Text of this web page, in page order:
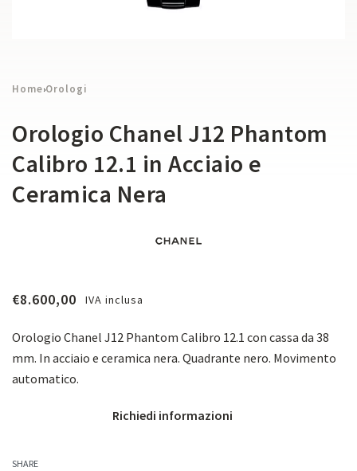
Home›Orologi
Orologio Chanel J12 Phantom
Calibro 12.1 in Acciaio e
Ceramica Nera
€8.600,00 IVA inclusa
Orologio Chanel J12 Phantom Calibro 12.1 con cassa da 38
mm. In acciaio e ceramica nera. Quadrante nero. Movimento
automatico.
Richiedi informazioni
SHARE